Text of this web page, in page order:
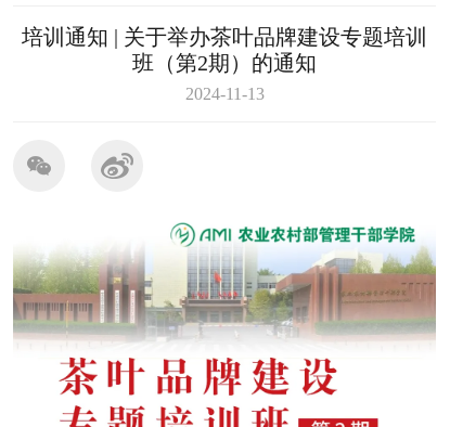
培训通知 | 关于举办茶叶品牌建设专题培训
班（第2期）的通知
2024-11-13